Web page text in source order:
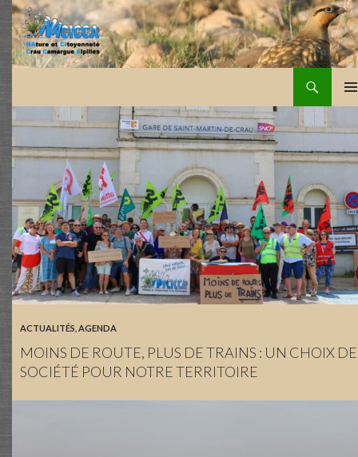
AU
ACTUALITÉS AGENDA
MOINS DE ROUTE, PLUS DE TRAINS : UN CHOIX DE
SOCIÉTÉ POUR NOTRE TERRITOIRE